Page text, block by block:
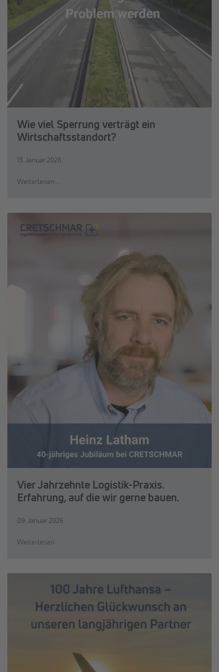
Wie viel Sperrung verträgt ein
Wirtschaftsstandort?
13. Januar 2026
Weiterlesen …
Vier Jahrzehnte Logistik-Praxis.
Erfahrung, auf die wir gerne bauen.
09. Januar 2026
Weiterlesen …